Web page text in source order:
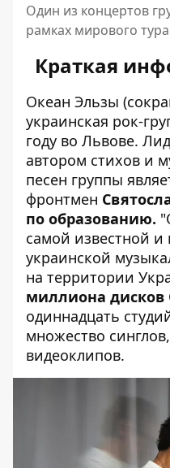
Один из концертов
рамках мирового
Краткая
Океан Эльзы
украинская рок-
году во Львове.
автором стихов и
песен группы
фронтмен
по образованию.
самой известной
украинской
на территории
миллиона дисков
одиннадцать
множество
видеоклипов.